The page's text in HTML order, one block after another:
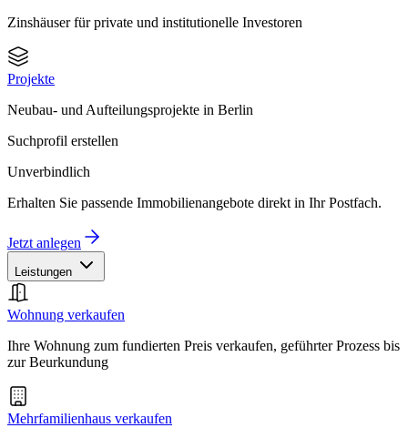
Zinshäuser für private und institutionelle Investoren
Projekte
Neubau- und Aufteilungsprojekte in Berlin
Suchprofil erstellen
Unverbindlich
Erhalten Sie passende Immobilienangebote direkt in Ihr Postfach.
Jetzt anlegen
Leistungen
Wohnung verkaufen
Ihre Wohnung zum fundierten Preis verkaufen, geführter Prozess bis
zur Beurkundung
Mehrfamilienhaus verkaufen